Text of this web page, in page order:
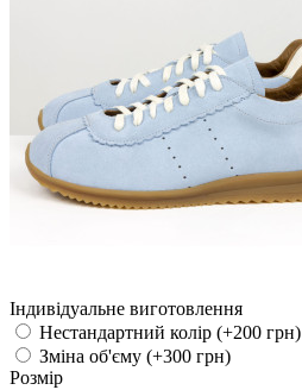
Індивідуальне виготовлення
Нестандартний колір (+200 грн)
Зміна об'єму (+300 грн)
Розмір